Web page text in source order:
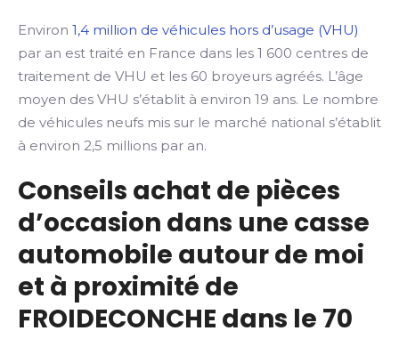
Environ 1,4 million de véhicules hors d’usage (VHU)
par an est traité en France dans les 1 600 centres de
traitement de VHU et les 60 broyeurs agréés. L’âge
moyen des VHU s’établit à environ 19 ans. Le nombre
de véhicules neufs mis sur le marché national s’établit
à environ 2,5 millions par an.
Conseils achat de pièces
d’occasion dans une casse
automobile autour de moi
et à proximité de
FROIDECONCHE dans le 70